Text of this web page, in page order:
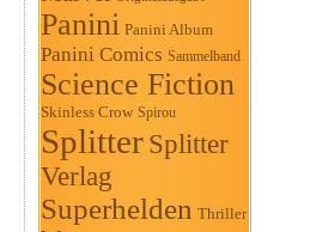
Panini Panini Album
Panini Comics Sammelband
Science Fiction
Skinless Crow Spirou
Splitter Splitter
Verlag
Superhelden Thriller